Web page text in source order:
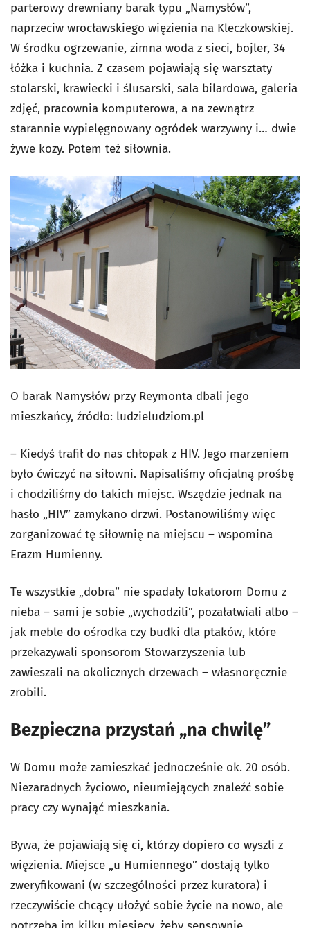
parterowy drewniany barak typu „Namysłów”,
naprzeciw wrocławskiego więzienia na Kleczkowskiej.
W środku ogrzewanie, zimna woda z sieci, bojler, 34
łóżka i kuchnia. Z czasem pojawiają się warsztaty
stolarski, krawiecki i ślusarski, sala bilardowa, galeria
zdjęć, pracownia komputerowa, a na zewnątrz
starannie wypielęgnowany ogródek warzywny i… dwie
żywe kozy. Potem też siłownia.
O barak Namysłów przy Reymonta dbali jego
mieszkańcy, źródło: ludzieludziom.pl
– Kiedyś trafił do nas chłopak z HIV. Jego marzeniem
było ćwiczyć na siłowni. Napisaliśmy oficjalną prośbę
i chodziliśmy do takich miejsc. Wszędzie jednak na
hasło „HIV” zamykano drzwi. Postanowiliśmy więc
zorganizować tę siłownię na miejscu – wspomina
Erazm Humienny.
Te wszystkie „dobra” nie spadały lokatorom Domu z
nieba – sami je sobie „wychodzili”, pozałatwiali albo –
jak meble do ośrodka czy budki dla ptaków, które
przekazywali sponsorom Stowarzyszenia lub
zawieszali na okolicznych drzewach – własnoręcznie
zrobili.
Bezpieczna przystań „na chwilę”
W Domu może zamieszkać jednocześnie ok. 20 osób.
Niezaradnych życiowo, nieumiejących znaleźć sobie
pracy czy wynająć mieszkania.
Bywa, że pojawiają się ci, którzy dopiero co wyszli z
więzienia. Miejsce „u Humiennego” dostają tylko
zweryfikowani (w szczególności przez kuratora) i
rzeczywiście chcący ułożyć sobie życie na nowo, ale